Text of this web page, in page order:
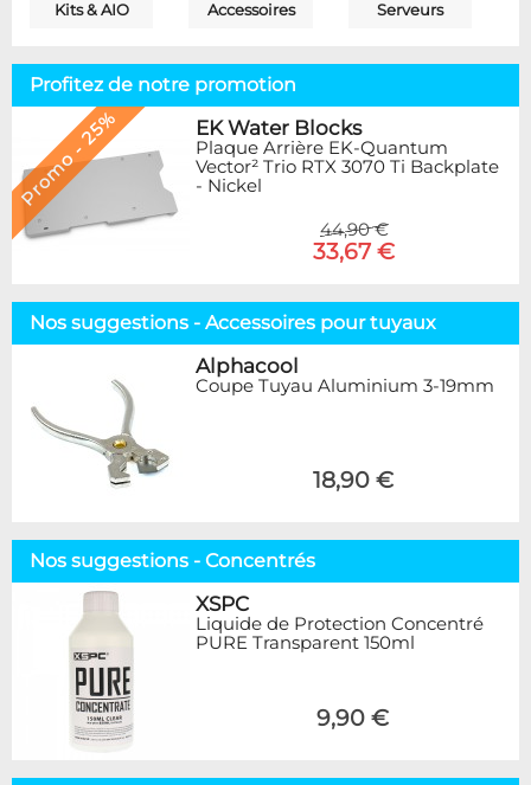
Kits & AIO Accessoires Serveurs
Profitez de notre promotion
Promo - 25% EK Water Blocks
Plaque Arrière EK-Quantum
Vector² Trio RTX 3070 Ti Backplate
- Nickel
44,90 €
33,67 €
Nos suggestions - Accessoires pour tuyaux
Alphacool
Coupe Tuyau Aluminium 3-19mm
18,90 €
Nos suggestions - Concentrés
XSPC
Liquide de Protection Concentré
PURE Transparent 150ml
9,90 €